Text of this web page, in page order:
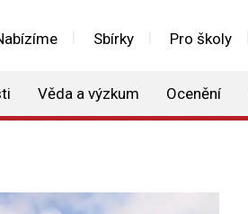
Sbírky Pro školy
Věda a výzkum Ocenění